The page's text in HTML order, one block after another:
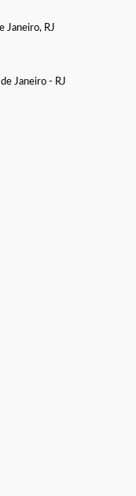
Janeiro, RJ
Janeiro - RJ